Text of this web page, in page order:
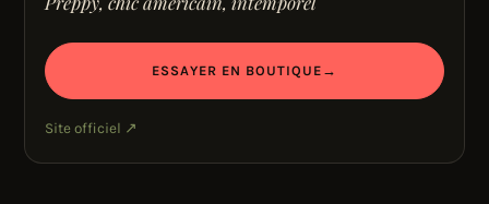
ESSAYER EN BOUTIQUE →
Site officiel ↗